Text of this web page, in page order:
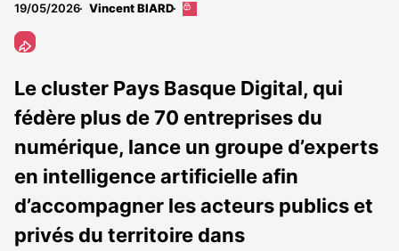
19/05/2026 Vincent BIARD
Cet
abonnés
Le cluster Pays Basque Digital, qui
fédère plus de 70 entreprises du
numérique, lance un groupe d’experts
en intelligence artificielle afin
d’accompagner les acteurs publics et
privés du territoire dans